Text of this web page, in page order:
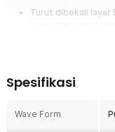
Turut dibekali layar
Keamanan
Overview
camping, atau ketika
Spesifikasi
Wave Form